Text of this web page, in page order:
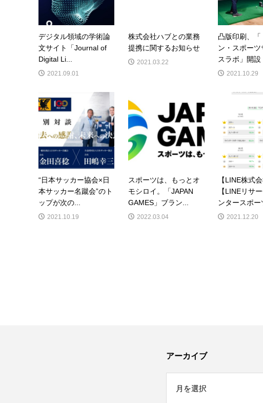
デジタル領域の学術論
文サイト「Journal of
Digital Li...
2021.09.01
株式会社ハブとの業務
提携に関するお知らせ
2021.03.22
凸版印刷、「
ン・スポーツ
スラボ」開設
2021.10.29
“日本サッカー協会×日
本サッカー名蹴会”のト
ップが次の...
2021.10.19
スポーツは、もっとオ
モシロイ。「JAPAN
GAMES」ブラン...
2022.03.04
【LINE株式会
【LINEリサ
ンタースポー
2021.12.20
アーカイブ